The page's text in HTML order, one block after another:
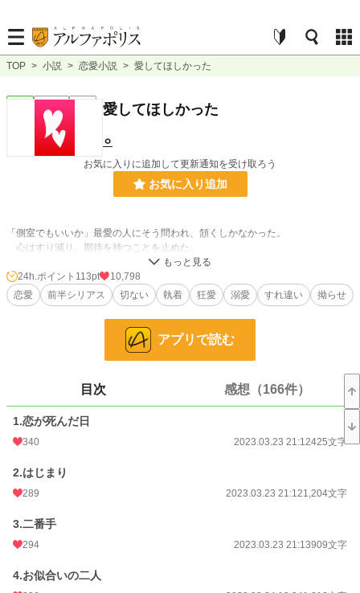
TOP > 小説 > 恋愛小説 > 愛してほしかった
連載中 愛してほしかった
⚪︎
お気に入りに追加して更新通知を受け取ろう
お気に入り追加
「側室でもいいか」最愛の人にそう問われ、頷くしかなかった。
心はすり減り、期待を持つことを止めた。
──なのに、今更どういうおつもりですか？
※合わない方は即ブラウザバックしてください
※指示、暴言を含むコメント、読後の苦情などはお控えください
9,982 位 / 228,785 件
恋愛 4,439 位 / 66,372 件
24h.ポイント
更新日時
24h.ポイント 113pt
10,798
恋愛
前半シリアス 切ない 執着 狂愛 溺愛 すれ違い 拗らせ
アプリで読む
目次 感想（166件）
1.恋が死んだ日
340 2023.03.23 21:12425文字
2.はじまり
289 2023.03.23 21:121,204文字
3.二番手
294 2023.03.23 21:13909文字
4.お似合いの二人